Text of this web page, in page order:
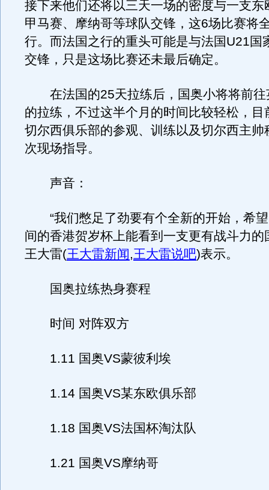
接下来他们还将以三天一场的密度与一支东
甲马赛、摩纳哥等球队交锋，这6场比赛将
行。而法国之行的重头可能是与法国U21国
交锋，只是这场比赛还未最后确定。
在法国的25天拉练后，国奥小将将前往
的拉练，不过这半个月的时间比较轻松，目
切尔西俱乐部的参观、训练以及切尔西主帅
次现场指导。
声音：
“我们憋足了劲要有个全新的开始，希望
间的香港贺岁杯上能看到一支更有战斗力
王大雷(王大雷新闻,王大雷说吧)表示。
国奥拉练热身赛程
时间 对阵双方
1.11 国奥VS蒙彼利埃
1.14 国奥VS某东欧俱乐部
1.18 国奥VS法国杯淘汰队
1.21 国奥VS摩纳哥